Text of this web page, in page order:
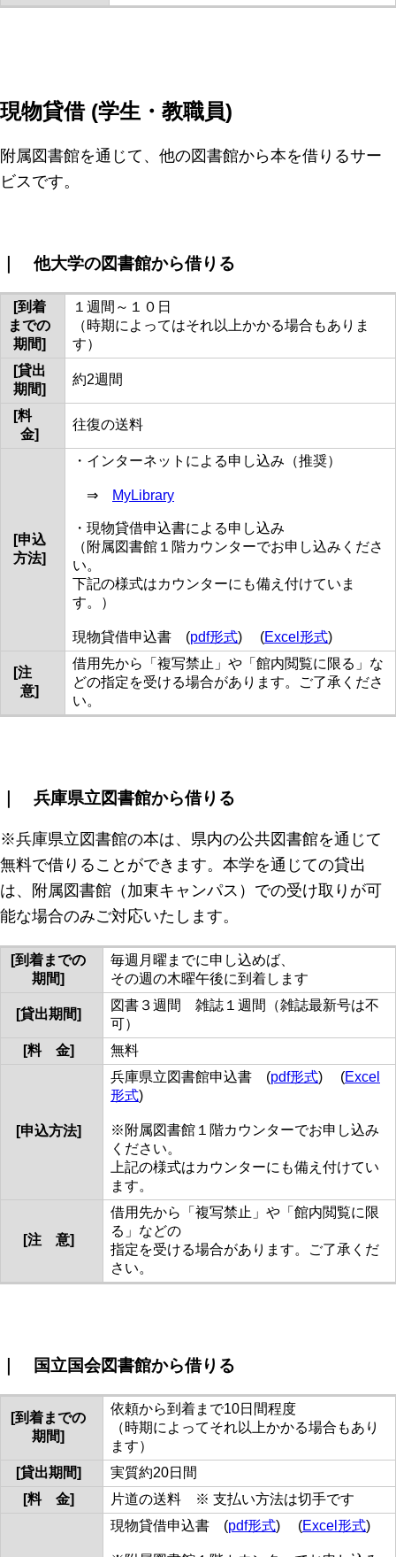
現物貸借 (学生・教職員)
附属図書館を通じて、他の図書館から本を借りるサー
ビスです。
｜ 他大学の図書館から借りる
[到着
までの
期間]
１週間～１０日
（時期によってはそれ以上かかる場合もありま
す）
[貸出
期間]
約2週間
[料
金]
往復の送料
[申込
方法]
・インターネットによる申し込み（推奨）
⇒ MyLibrary
・現物貸借申込書による申し込み
（附属図書館１階カウンターでお申し込みくださ
い。
下記の様式はカウンターにも備え付けていま
す。）
現物貸借申込書 (pdf形式) (Excel形式)
[注
意]
借用先から「複写禁止」や「館内閲覧に限る」な
どの指定を受ける場合があります。ご了承くださ
い。
｜ 兵庫県立図書館から借りる
※兵庫県立図書館の本は、県内の公共図書館を通じて
無料で借りることができます。本学を通じての貸出
は、附属図書館（加東キャンパス）での受け取りが可
能な場合のみご対応いたします。
[到着までの
期間]
毎週月曜までに申し込めば、
その週の木曜午後に到着します
[貸出期間]
図書３週間 雑誌１週間（雑誌最新号は不
可）
[料 金]
無料
[申込方法]
兵庫県立図書館申込書 (pdf形式) (Excel
形式)
※附属図書館１階カウンターでお申し込み
ください。
上記の様式はカウンターにも備え付けてい
ます。
[注 意]
借用先から「複写禁止」や「館内閲覧に限
る」などの
指定を受ける場合があります。ご了承くだ
さい。
｜ 国立国会図書館から借りる
[到着までの
期間]
依頼から到着まで10日間程度
（時期によってそれ以上かかる場合もあり
ます）
[貸出期間]
実質約20日間
[料 金]
片道の送料 ※ 支払い方法は切手です
現物貸借申込書 (pdf形式) (Excel形式)